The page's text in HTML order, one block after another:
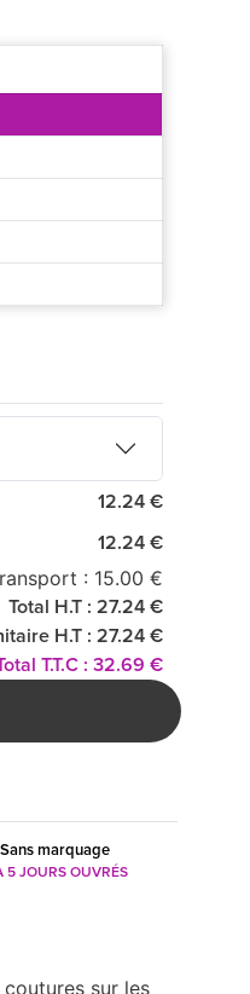
12.24 €
12.24 €
: 15.00 €
Total H.T : 27.24 €
H.T : 27.24 €
T.T.C : 32.69 €
Sans marquage
5 JOURS OUVRÉS
sur les